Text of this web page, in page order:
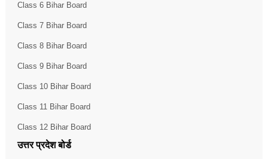
Class 6 Bihar Board
Class 7 Bihar Board
Class 8 Bihar Board
Class 9 Bihar Board
Class 10 Bihar Board
Class 11 Bihar Board
Class 12 Bihar Board
उत्तर प्रदेश बोर्ड